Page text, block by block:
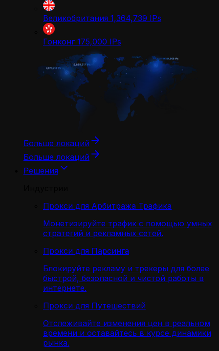
Великобритания 1,364,739 IPs
Гонконг 175,000 IPs
Больше локаций
Больше локаций
Решения
Прокси для Арбитража Трафика
Монетизируйте трафик с помощью умных
стратегий и рекламных сетей.
Прокси для Парсинга
Блокируйте рекламу и трекеры для более
быстрой, безопасной и чистой работы в
интернете.
Прокси для Путешествий
Отслеживайте изменения цен в реальном
времени и оставайтесь в курсе динамики
рынка.